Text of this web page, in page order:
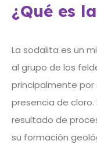
¿Qué es
La sodalita es un
al grupo de los
principalmente por
presencia de cloro.
resultado de
su formación